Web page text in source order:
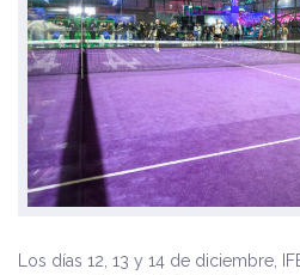
Los días 12, 13 y 14 de diciembre,